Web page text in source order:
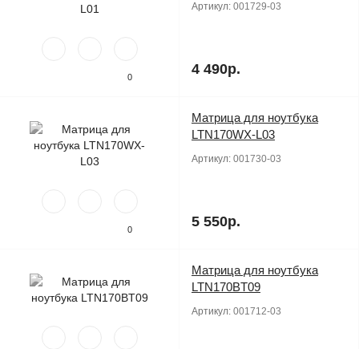
0
Артикул: 001729-03
4 490р.
0
Матрица для ноутбука
LTN170WX-L03
Артикул: 001730-03
5 550р.
Матрица для ноутбука
LTN170BT09
Артикул: 001712-03